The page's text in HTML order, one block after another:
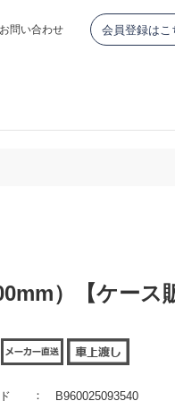
お問い合わせ 会員登録はこ
）【ケース
B960025093540